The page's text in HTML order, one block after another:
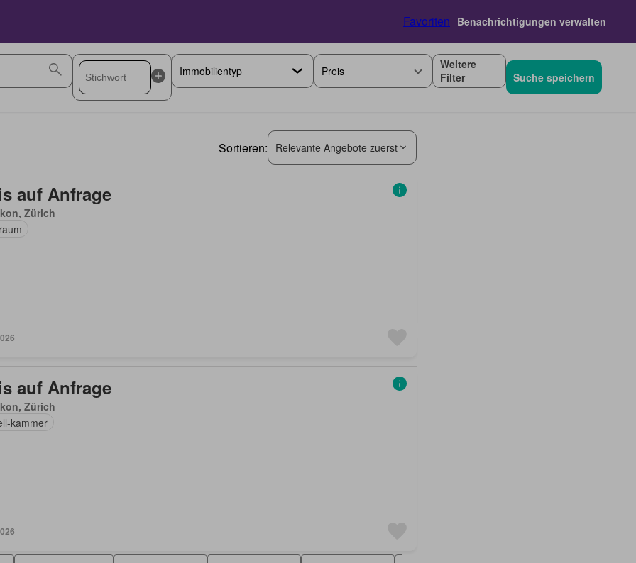
Favoriten Benachrichtigungen verwalten
Preis
Weitere
Filter
Suche speichern
Sortieren: Relevante Angebote zuerst
auf Anfrage
Zürich
auf Anfrage
Zürich
kammer